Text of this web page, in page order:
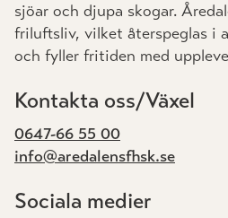
sjöar och djupa skogar.
friluftsliv, vilket återspeglas i
och fyller fritiden med
Kontakta oss/Växel
0647-66 55 00
info@aredalensfhsk.se
Sociala medier